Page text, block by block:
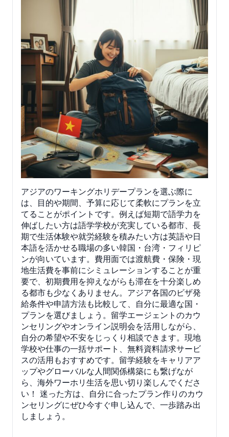
アジアのワーキングホリデープランを選ぶ際に
は、目的や期間、予算に応じて柔軟にプランを立
てることがポイントです。例えば短期で語学力を
伸ばしたい方は語学学校が充実している都市、長
期で生活体験や就労経験を積みたい方は英語や日
本語を活かせる職場の多い韓国・台湾・フィリピ
ンが向いています。費用面では渡航費・保険・現
地生活費を事前にシミュレーションすることが重
要で、初期費用を抑えながらも滞在を十分楽しめ
る都市も少なくありません。アジア各国のビザ発
給条件や申請方法も比較して、自分に最適な国・
プランを選びましょう。留学エージェントのカウ
ンセリングやオンライン説明会を活用しながら、
自分の希望や不安をじっくり相談できます。現地
学校や仕事の一括サポート、無料資料請求サービ
スの活用もおすすめです。留学経験をキャリアア
ップやグローバルな人間関係構築にも繋げなが
ら、海外ワーホリ生活を思い切り楽しんでくださ
い！ 迷った方は、自分に合ったプラン作りのカウ
ンセリングにぜひ今すぐ申し込んで、一歩踏み出
しましょう。